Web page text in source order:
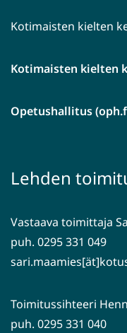
Kotimaisten kielten
Kotimaisten kielten
Opetushallitus
Lehden
Vastaava toimittaja
puh. 0295 331 049
Toimitussihteeri
puh. 0295 331 040